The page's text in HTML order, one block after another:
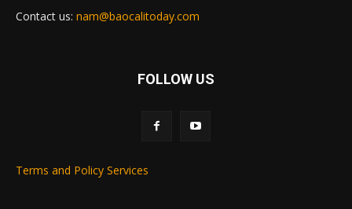
Contact us: nam@baocalitoday.com
FOLLOW US
Terms and Policy Services